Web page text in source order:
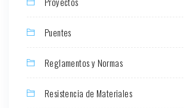
Puentes
Reglamentos y Normas
Resistencia de Materiales